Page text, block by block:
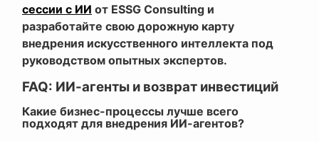
сессии с ИИ от ESSG Consulting и
разработайте свою дорожную карту
внедрения искусственного интеллекта под
руководством опытных экспертов.
FAQ: ИИ-агенты и возврат инвестиций
Какие бизнес-процессы лучше всего
подходят для внедрения ИИ-агентов?